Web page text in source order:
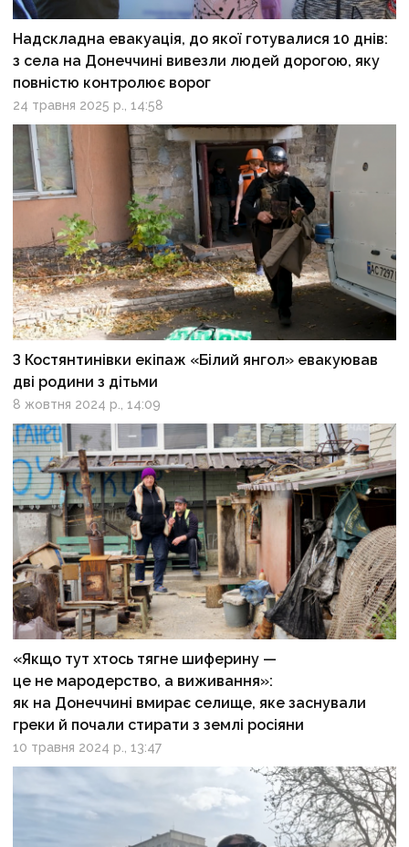
Надскладна евакуація, до якої готувалися 10 днів:
з села на Донеччині вивезли людей дорогою, яку
повністю контролює ворог
24 травня 2025 р., 14:58
З Костянтинівки екіпаж «Білий янгол» евакуював
дві родини з дітьми
8 жовтня 2024 р., 14:09
«Якщо тут хтось тягне шиферину —
це не мародерство, а виживання»:
як на Донеччині вмирає селище, яке заснували
греки й почали стирати з землі росіяни
10 травня 2024 р., 13:47